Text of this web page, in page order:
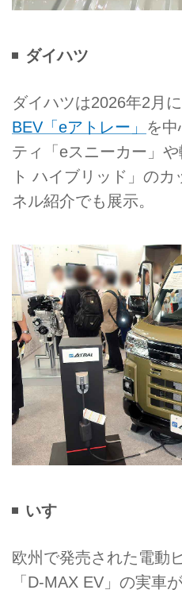
ダイハツ
ダイハツは2026年2月
BEV「eアトレー」 を
ティ「eスニーカー」
ト ハイブリッド」の
ネル紹介でも展示。
いすゞ
欧州で発売された電動
「D-MAX EV」の実車